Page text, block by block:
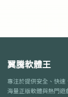
翼騰軟體王
專注於提供安全、快速
海量正版軟體與熱門遊